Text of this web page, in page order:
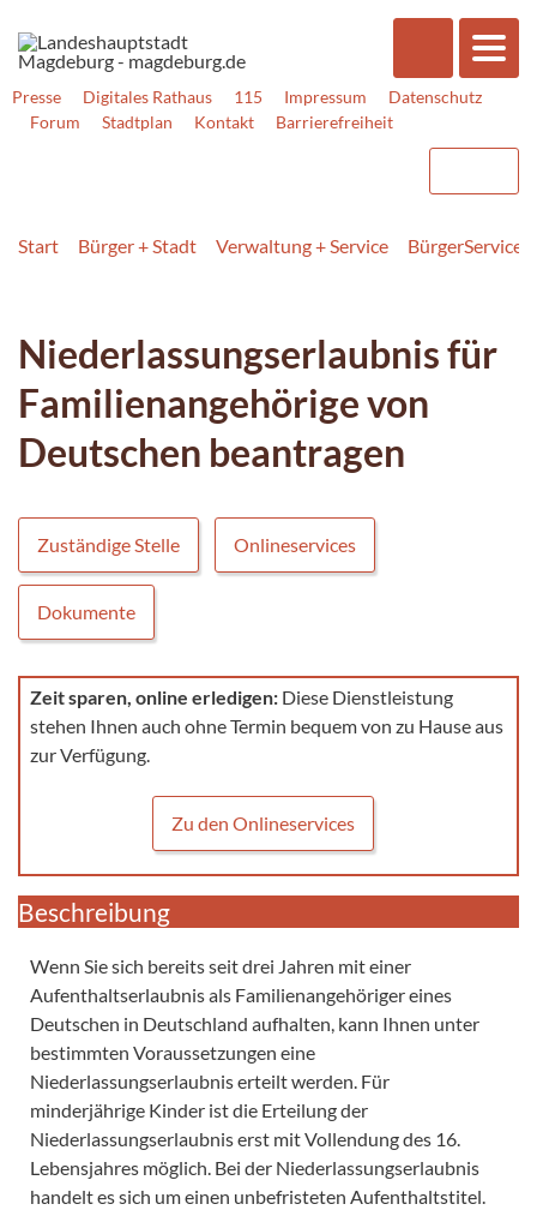
Presse Digitales Rathaus 115 Impressum
Datenschutz
Forum
Stadtplan Kontakt Barrierefreiheit
Start Bürger + Stadt Verwaltung + Service BürgerService
Niederlassungserlaubnis für
Familienangehörige von
Deutschen beantragen
Zuständige Stelle Onlineservices
Dokumente
Zeit sparen, online erledigen: Diese Dienstleistung
stehen Ihnen auch ohne Termin bequem von zu Hause aus
zur Verfügung.
Zu den Onlineservices
Beschreibung
Wenn Sie sich bereits seit drei Jahren mit einer
Aufenthaltserlaubnis als Familienangehöriger eines
Deutschen in Deutschland aufhalten, kann Ihnen unter
bestimmten Voraussetzungen eine
Niederlassungserlaubnis erteilt werden. Für
minderjährige Kinder ist die Erteilung der
Niederlassungserlaubnis erst mit Vollendung des 16.
Lebensjahres möglich. Bei der Niederlassungserlaubnis
handelt es sich um einen unbefristeten Aufenthaltstitel.